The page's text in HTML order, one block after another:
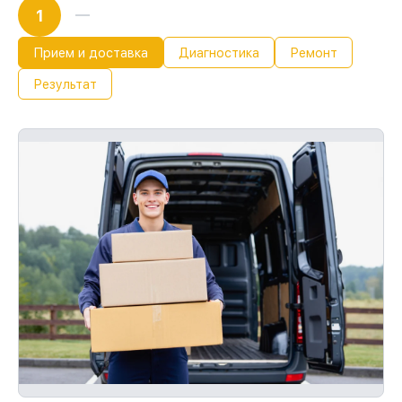
1
Прием и доставка Диагностика Ремонт
Результат